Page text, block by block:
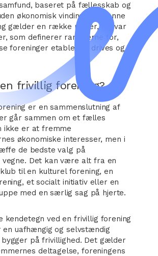
baseret på fællesskab og
økonomisk vinding. For denne
gælder en række regler, ansvar
som definerer rammerne for,
foreninger etableres, drives og
frivillig forening?
er en sammenslutning af
går sammen om et fælles
ikke er at fremme
økonomiske interesser, men i
de bedste valg på
vegne. Det kan være alt fra en
til en kulturel forening, en
et socialt initiativ eller en
med en særlig sag på hjerte.
kendetegn ved en frivillig forening
en uafhængig og selvstændig
bygger på frivillighed. Det gælder
deltagelse, foreningens